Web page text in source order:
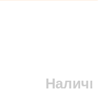
Наличие